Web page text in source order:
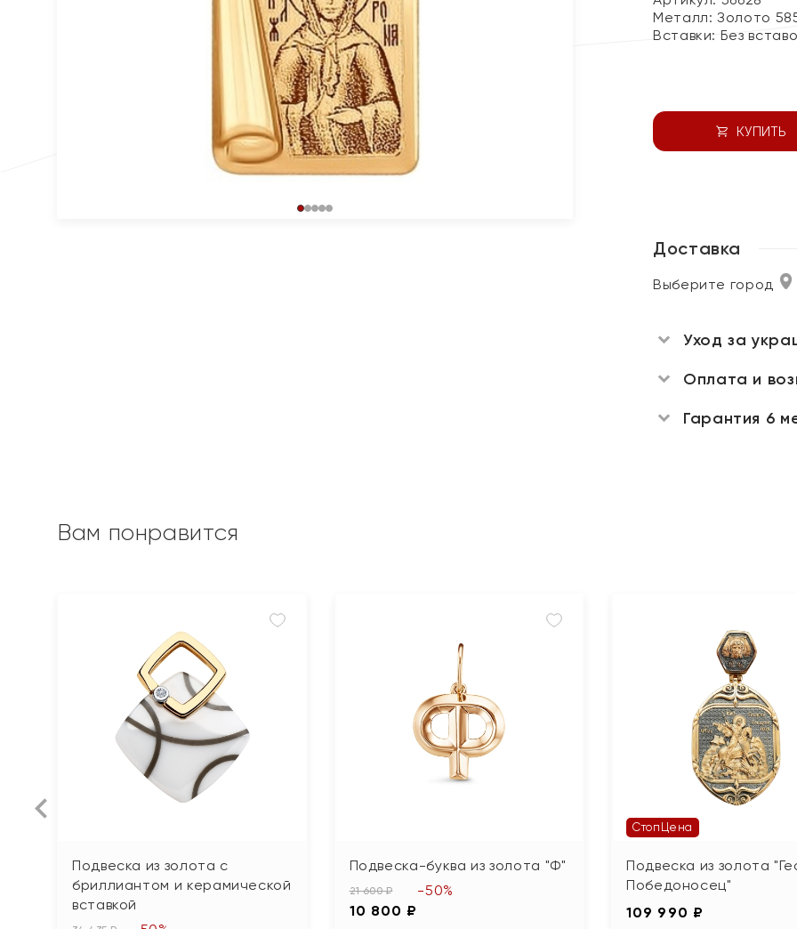
Металл:Золото
Вставки: Без
КУПИТЬ
Доставка
Выберите город
Уход за
Оплата и
Гарантия 6
Вам понравится
Подвеска из золота с
бриллиантом и керамической
вставкой
Подвеска-буква из золота "Ф"
21 600 ₽
10 800 ₽
-50%
СтопЦена
Подвеска из золота
Победоносец"
109 990 ₽